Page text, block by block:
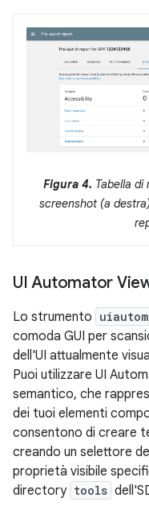
Figura 4. Tabella di
screenshot (a
UI Automator
Lo strumento
comoda GUI per
dell'UI attualmente
Puoi utilizzare UI
semantico, che
dei tuoi elementi
consentono di creare
creando un selettore
proprietà visibile
directory tools